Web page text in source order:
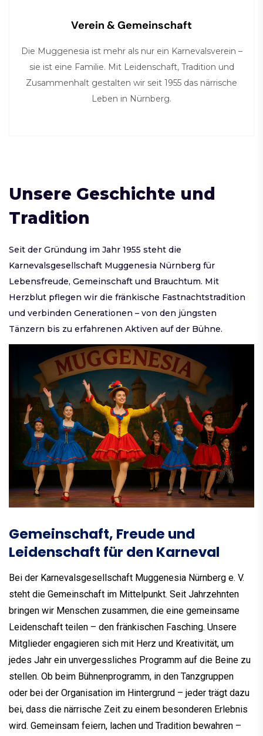
Verein & Gemeinschaft
Die Muggenesia ist mehr als nur ein Karnevalsverein –
sie ist eine Familie. Mit Leidenschaft, Tradition und
Zusammenhalt gestalten wir seit 1955 das närrische
Leben in Nürnberg.
Unsere Geschichte und
Tradition
Seit der Gründung im Jahr 1955 steht die
Karnevalsgesellschaft Muggenesia Nürnberg für
Lebensfreude, Gemeinschaft und Brauchtum. Mit
Herzblut pflegen wir die fränkische Fastnachtstradition
und verbinden Generationen – von den jüngsten
Tänzern bis zu erfahrenen Aktiven auf der Bühne.
Gemeinschaft, Freude und
Leidenschaft für den Karneval
Bei der Karnevalsgesellschaft Muggenesia Nürnberg e. V.
steht die Gemeinschaft im Mittelpunkt. Seit Jahrzehnten
bringen wir Menschen zusammen, die eine gemeinsame
Leidenschaft teilen – den fränkischen Fasching. Unsere
Mitglieder engagieren sich mit Herz und Kreativität, um
jedes Jahr ein unvergessliches Programm auf die Beine zu
stellen. Ob beim Bühnenprogramm, in den Tanzgruppen
oder bei der Organisation im Hintergrund – jeder trägt dazu
bei, dass die närrische Zeit zu einem besonderen Erlebnis
wird. Gemeinsam feiern, lachen und Tradition bewahren –